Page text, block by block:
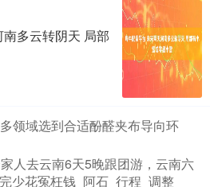
多云转阴天 局部
领域选到合适酚醛夹布导向环
人去云南6天5晚跟团游，云南六
少花冤枉钱_阿石_行程_调整